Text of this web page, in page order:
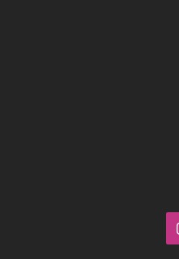
انستقرام